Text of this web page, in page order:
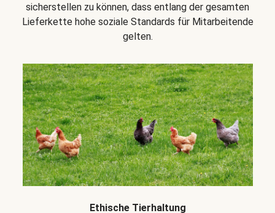
sicherstellen zu können, dass entlang der gesamten
Lieferkette hohe soziale Standards für Mitarbeitende
gelten.
Ethische Tierhaltung